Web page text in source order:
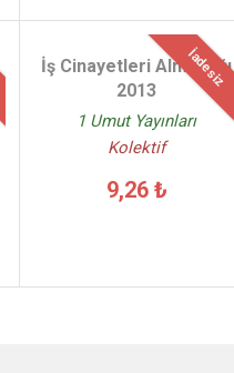
İadesiz
İş Cinayetleri Almanağı
2013
1 Umut Yayınları
Kolektif
9,26 ₺